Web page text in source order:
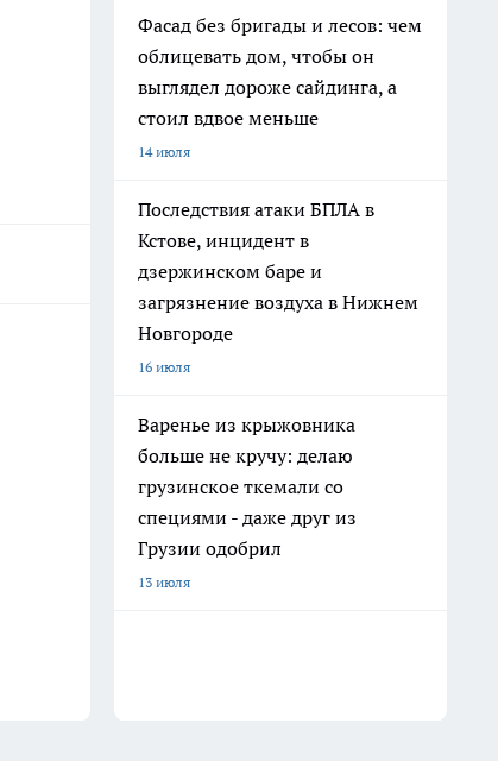
Фасад без бригады и лесов: чем
облицевать дом, чтобы он
выглядел дороже сайдинга, а
стоил вдвое меньше
14 июля
Последствия атаки БПЛА в
Кстове, инцидент в
дзержинском баре и
загрязнение воздуха в Нижнем
Новгороде
16 июля
Варенье из крыжовника
больше не кручу: делаю
грузинское ткемали со
специями - даже друг из
Грузии одобрил
13 июля